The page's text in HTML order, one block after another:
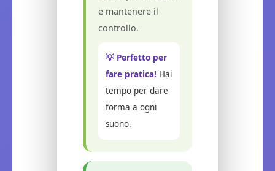
e mantenere il
controllo.
💡 Perfetto per
fare pratica! Hai
tempo per dare
forma a ogni
suono.